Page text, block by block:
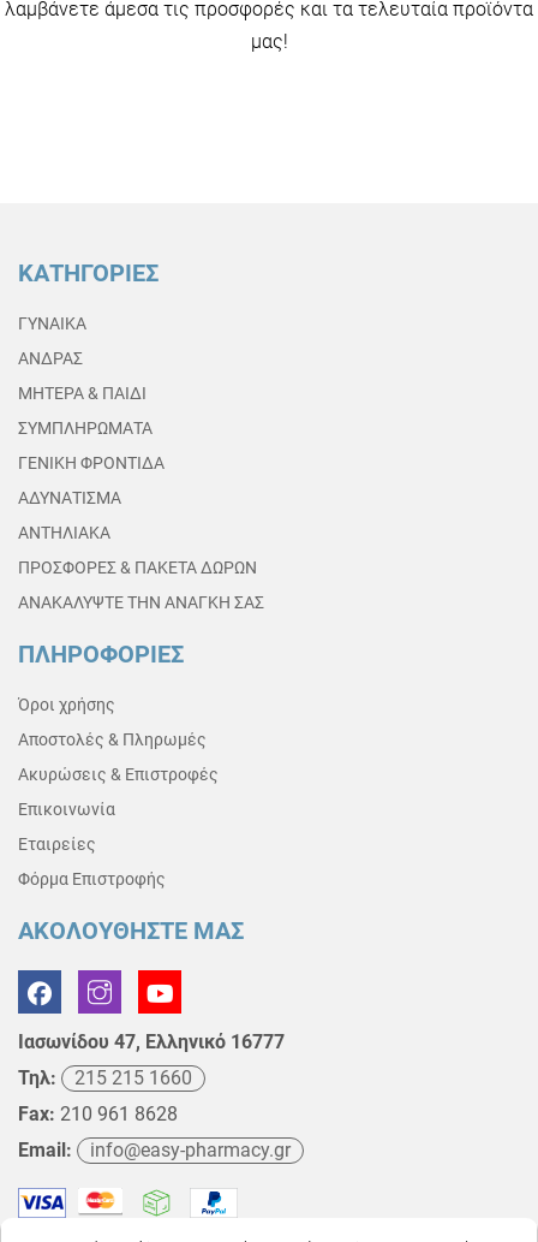
λαμβάνετε άμεσα τις προσφορές και τα τελευταία προϊόντα
μας!
ΚΑΤΗΓΟΡΙΕΣ
ΓΥΝΑΙΚΑ
ΑΝΔΡΑΣ
ΜΗΤΕΡΑ & ΠΑΙΔΙ
ΣΥΜΠΛΗΡΩΜΑΤΑ
ΓΕΝΙΚΗ ΦΡΟΝΤΙΔΑ
ΑΔΥΝΑΤΙΣΜΑ
ΑΝΤΗΛΙΑΚΑ
ΠΡΟΣΦΟΡΕΣ & ΠΑΚΕΤΑ ΔΩΡΩΝ
ΑΝΑΚΑΛΥΨΤΕ ΤΗΝ ΑΝΑΓΚΗ ΣΑΣ
ΠΛΗΡΟΦΟΡΙΕΣ
Όροι χρήσης
Αποστολές & Πληρωμές
Ακυρώσεις & Επιστροφές
Επικοινωνία
Εταιρείες
Φόρμα Επιστροφής
ΑΚΟΛΟΥΘΗΣΤΕ ΜΑΣ
Ιασωνίδου 47, Ελληνικό 16777
Τηλ:
215 215 1660
Fax: 210 961 8628
Email:
info@easy-pharmacy.gr